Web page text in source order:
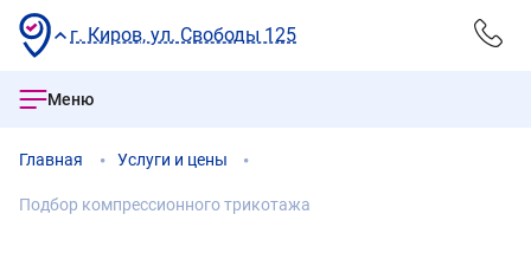
г. Киров, ул. Свободы 125
Меню
Главная Услуги и цены
Подбор компрессионного трикотажа